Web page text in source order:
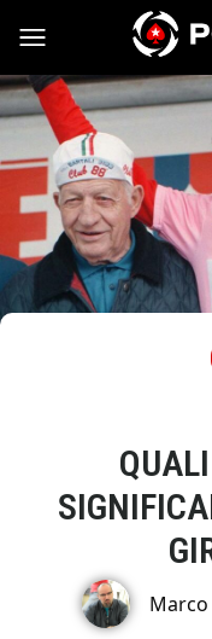
Vai al contenuto
Marco